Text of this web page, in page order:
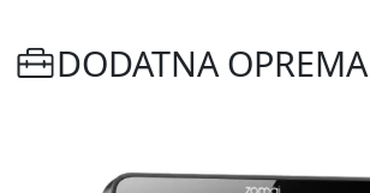
DODATNA OPREMA